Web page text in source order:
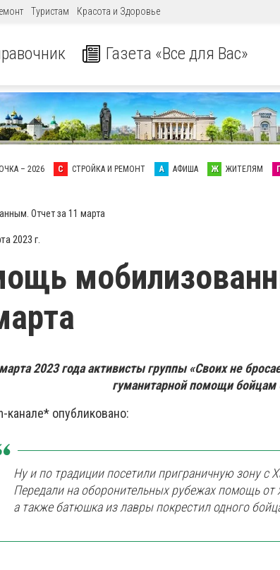
Туристам Красота и Здоровье
Газета «Все для Вас»
– 2026 С СТРОЙКА И РЕМОНТ А АФИША Ж ЖИТЕЛЯМ
Отчет за 11 марта
2023 г.
2023 года активисты группы «Своих не
гуманитарной помощи
канале* опубликовано:
Ну и по традиции посетили приграничную зону с
Передали на оборонительных рубежах помощь от
а также батюшка из лавры покрестил одного